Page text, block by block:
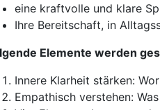
eine kraftvolle und klare
Ihre Bereitschaft, in
Elemente werden
Innere Klarheit stärken:
Empathisch verstehen: